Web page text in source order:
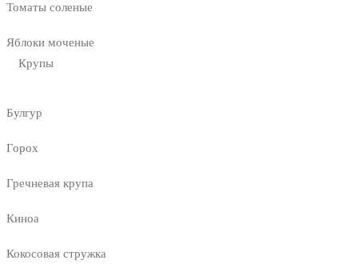
Томаты соленые
Яблоки моченые
Крупы
Булгур
Горох
Гречневая крупа
Киноа
Кокосовая стружка